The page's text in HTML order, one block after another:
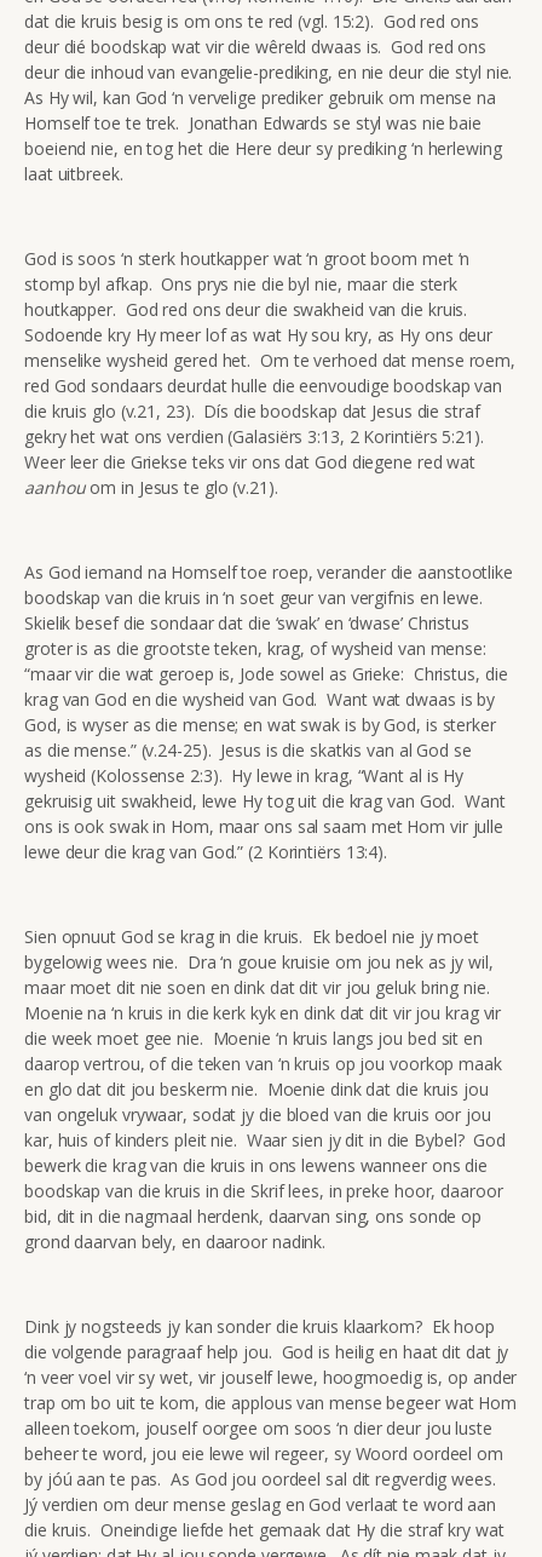
dat die kruis besig is om ons te red (vgl. 15:2). God red ons
deur dié boodskap wat vir die wêreld dwaas is. God red ons
deur die inhoud van evangelie-prediking, en nie deur die styl nie.
As Hy wil, kan God ‘n vervelige prediker gebruik om mense na
Homself toe te trek. Jonathan Edwards se styl was nie baie
boeiend nie, en tog het die Here deur sy prediking ‘n herlewing
laat uitbreek.
God is soos ‘n sterk houtkapper wat ‘n groot boom met ‘n
stomp byl afkap. Ons prys nie die byl nie, maar die sterk
houtkapper. God red ons deur die swakheid van die kruis.
Sodoende kry Hy meer lof as wat Hy sou kry, as Hy ons deur
menselike wysheid gered het. Om te verhoed dat mense roem,
red God sondaars deurdat hulle die eenvoudige boodskap van
die kruis glo (v.21, 23). Dís die boodskap dat Jesus die straf
gekry het wat ons verdien (Galasiërs 3:13, 2 Korintiërs 5:21).
Weer leer die Griekse teks vir ons dat God diegene red wat
aanhouom in Jesus te glo (v.21).
As God iemand na Homself toe roep, verander die aanstootlike
boodskap van die kruis in ‘n soet geur van vergifnis en lewe.
Skielik besef die sondaar dat die ‘swak’ en ‘dwase’ Christus
groter is as die grootste teken, krag, of wysheid van mense:
“maar vir die wat geroep is, Jode sowel as Grieke: Christus, die
krag van God en die wysheid van God. Want wat dwaas is by
God, is wyser as die mense; en wat swak is by God, is sterker
as die mense.” (v.24-25). Jesus is die skatkis van al God se
wysheid (Kolossense 2:3). Hy lewe in krag, “Want al is Hy
gekruisig uit swakheid, lewe Hy tog uit die krag van God. Want
ons is ook swak in Hom, maar ons sal saam met Hom vir julle
lewe deur die krag van God.” (2 Korintiërs 13:4).
Sien opnuut God se krag in die kruis. Ek bedoel nie jy moet
bygelowig wees nie. Dra ‘n goue kruisie om jou nek as jy wil,
maar moet dit nie soen en dink dat dit vir jou geluk bring nie.
Moenie na ‘n kruis in die kerk kyk en dink dat dit vir jou krag vir
die week moet gee nie. Moenie ‘n kruis langs jou bed sit en
daarop vertrou, of die teken van ‘n kruis op jou voorkop maak
en glo dat dit jou beskerm nie. Moenie dink dat die kruis jou
van ongeluk vrywaar, sodat jy die bloed van die kruis oor jou
kar, huis of kinders pleit nie. Waar sien jy dit in die Bybel? God
bewerk die krag van die kruis in ons lewens wanneer ons die
boodskap van die kruis in die Skrif lees, in preke hoor, daaroor
bid, dit in die nagmaal herdenk, daarvan sing, ons sonde op
grond daarvan bely, en daaroor nadink.
Dink jy nogsteeds jy kan sonder die kruis klaarkom? Ek hoop
die volgende paragraaf help jou. God is heilig en haat dit dat jy
‘n veer voel vir sy wet, vir jouself lewe, hoogmoedig is, op ander
trap om bo uit te kom, die applous van mense begeer wat Hom
alleen toekom, jouself oorgee om soos ‘n dier deur jou luste
beheer te word, jou eie lewe wil regeer, sy Woord oordeel om
by jóú aan te pas. As God jou oordeel sal dit regverdig wees.
Jý verdien om deur mense geslag en God verlaat te word aan
die kruis. Oneindige liefde het gemaak dat Hy die straf kry wat